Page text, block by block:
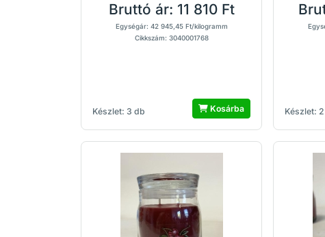
Készlet: 3 db
Bruttó ár: 11 810 Ft
Egységár: 42 945,45 Ft/kilogramm
Cikkszám: 3040001768
Kosárba Készlet: